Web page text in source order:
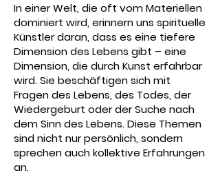
​In einer Welt, die oft vom Materiellen
dominiert wird, erinnern uns spirituelle
Künstler daran, dass es eine tiefere
Dimension des Lebens gibt – eine
Dimension, die durch Kunst erfahrbar
wird.Sie beschäftigen sich mit
Fragen des Lebens, des Todes, der
Wiedergeburt oder der Suche nach
dem Sinn des Lebens. Diese Themen
sind nicht nur persönlich, sondern
sprechen auch kollektive Erfahrungen
an.